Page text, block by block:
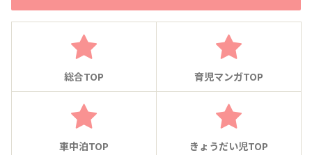
総合TOP 育児マンガTOP
車中泊TOP きょうだい児TOP